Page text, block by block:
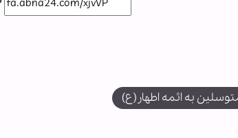
به ائمه اطهار(ع)